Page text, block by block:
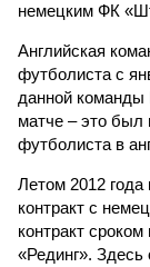
немецким ФК
Английская
футболиста с
данной команды
матче – это был
футболиста в
Летом 2012 года
контракт с
контракт
«Рединг». Здесь